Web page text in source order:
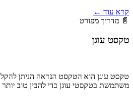
קרא עוד ←
📄 מדריך מפורט
טקסט עוגן
טקסט עוגן הוא הטקסט הנראה הניתן
משתמשת בטקסטי עוגן כדי להבין טוב